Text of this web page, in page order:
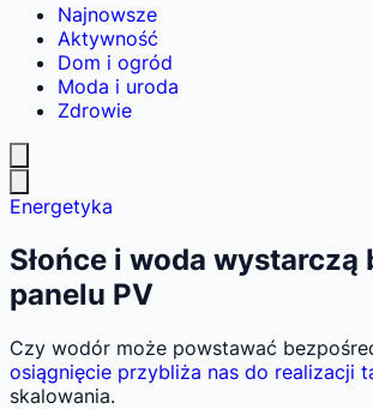
Najnowsze
Aktywność
Dom i ogród
Moda i uroda
Zdrowie
Energetyka
Słońce i woda
panelu PV
Czy wodór może powstawać
osiągnięcie przybliża nas do realizacji
skalowania.